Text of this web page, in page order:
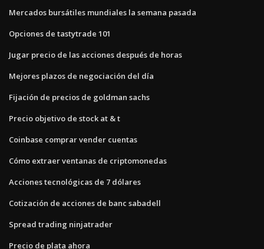
Mercados bursátiles mundiales la semana pasada
Opciones de tastytrade 101
Jugar precio de las acciones después de horas
Mejores plazos de negociación del día
Fijación de precios de goldman sachs
Precio objetivo de stock at & t
Coinbase comprar vender cuentas
Cómo extraer ventanas de criptomonedas
Acciones tecnológicas de 7 dólares
Cotización de acciones de banc sabadell
Spread trading ninjatrader
Precio de plata ahora